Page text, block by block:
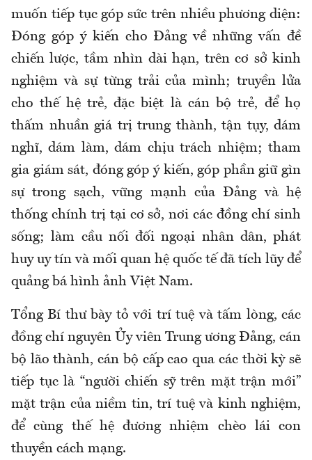
muốn tiếp tục góp sức trên nhiều phương diện:
Đóng góp ý kiến cho Đảng về những vấn đề
chiến lược, tầm nhìn dài hạn, trên cơ sở kinh
nghiệm và sự từng trải của mình; truyền lửa
cho thế hệ trẻ, đặc biệt là cán bộ trẻ, để họ
thấm nhuần giá trị trung thành, tận tụy, dám
nghĩ, dám làm, dám chịu trách nhiệm; tham
gia giám sát, đóng góp ý kiến, góp phần giữ gìn
sự trong sạch, vững mạnh của Đảng và hệ
thống chính trị tại cơ sở, nơi các đồng chí sinh
sống; làm cầu nối đối ngoại nhân dân, phát
huy uy tín và mối quan hệ quốc tế đã tích lũy để
quảng bá hình ảnh Việt Nam.
Tổng Bí thư bày tỏ với trí tuệ và tấm lòng, các
đồng chí nguyên Ủy viên Trung ương Đảng, cán
bộ lão thành, cán bộ cấp cao qua các thời kỳ sẽ
tiếp tục là “người chiến sỹ trên mặt trận mới”
mặt trận của niềm tin, trí tuệ và kinh nghiệm,
để cùng thế hệ đương nhiệm chèo lái con
thuyền cách mạng.